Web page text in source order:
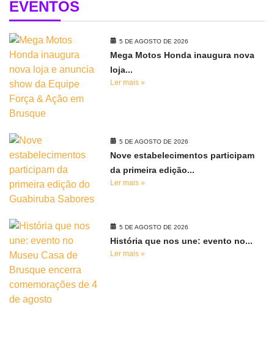
EVENTOS
5 DE AGOSTO DE 2026
Mega Motos Honda inaugura nova
loja...
Ler mais »
5 DE AGOSTO DE 2026
Nove estabelecimentos participam
da primeira edição...
Ler mais »
5 DE AGOSTO DE 2026
História que nos une: evento no...
Ler mais »